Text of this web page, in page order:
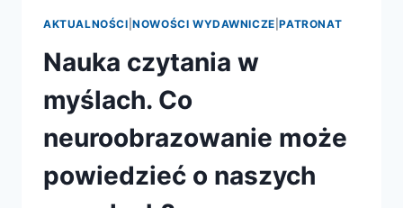
AKTUALNOŚCI |NOWOŚCI WYDAWNICZE |PATRONAT
Nauka czytania w
myślach. Co
neuroobrazowanie może
powiedzieć o naszych